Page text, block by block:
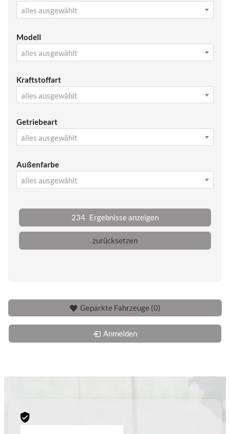
alles ausgewählt
Modell
alles ausgewählt
Kraftstoffart
alles ausgewählt
Getriebeart
alles ausgewählt
Außenfarbe
alles ausgewählt
234 Ergebnisse anzeigen
zurücksetzen
Geparkte Fahrzeuge (0)
Anmelden